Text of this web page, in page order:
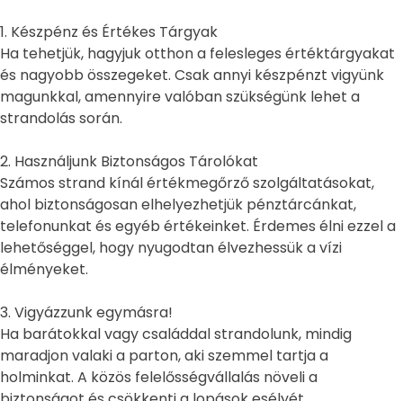
1. Készpénz és Értékes Tárgyak
Ha tehetjük, hagyjuk otthon a felesleges értéktárgyakat
és nagyobb összegeket. Csak annyi készpénzt vigyünk
magunkkal, amennyire valóban szükségünk lehet a
strandolás során.
2. Használjunk Biztonságos Tárolókat
Számos strand kínál értékmegőrző szolgáltatásokat,
ahol biztonságosan elhelyezhetjük pénztárcánkat,
telefonunkat és egyéb értékeinket. Érdemes élni ezzel a
lehetőséggel, hogy nyugodtan élvezhessük a vízi
élményeket.
3. Vigyázzunk egymásra!
Ha barátokkal vagy családdal strandolunk, mindig
maradjon valaki a parton, aki szemmel tartja a
holminkat. A közös felelősségvállalás növeli a